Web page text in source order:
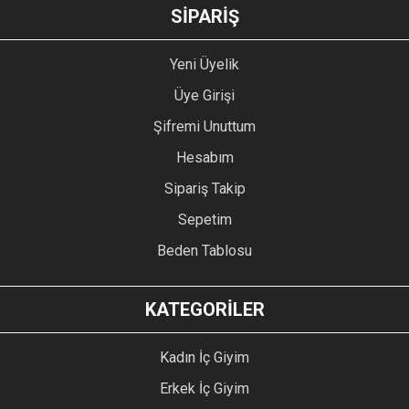
GÖNDER
SİPARİŞ
Yeni Üyelik
Üye Girişi
Şifremi Unuttum
Hesabım
Sipariş Takip
Sepetim
Beden Tablosu
KATEGORİLER
Kadın İç Giyim
Erkek İç Giyim